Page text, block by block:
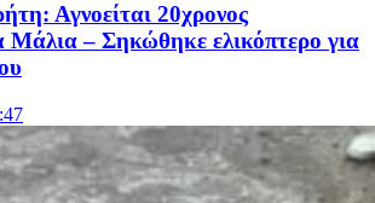
Αγνοείται 20χρονος
Μάλια – Σηκώθηκε ελικόπτερο για